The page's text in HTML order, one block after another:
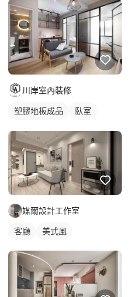
川岸室內裝修
塑膠地板成品
臥室
媒爾設計工作室
客廳 美式風